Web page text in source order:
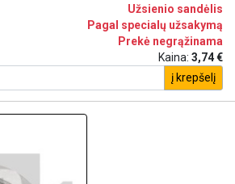
Užsienio sandėlis
Pagal specialų užsakymą
Prekė negrąžinama
Kaina: 3,74 €
į krepšelį